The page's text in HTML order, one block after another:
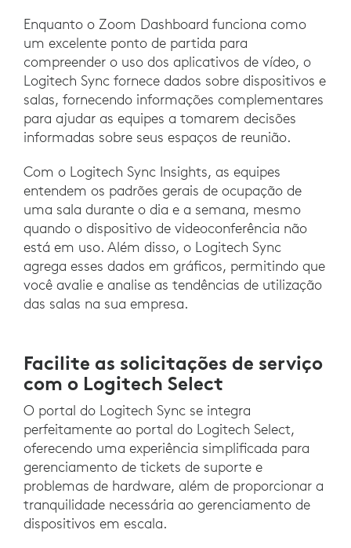
Enquanto o Zoom Dashboard funciona como
um excelente ponto de partida para
compreender o uso dos aplicativos de vídeo, o
Logitech Sync fornece dados sobre dispositivos e
salas, fornecendo informações complementares
para ajudar as equipes a tomarem decisões
informadas sobre seus espaços de reunião.
Com o Logitech Sync Insights, as equipes
entendem os padrões gerais de ocupação de
uma sala durante o dia e a semana, mesmo
quando o dispositivo de videoconferência não
está em uso. Além disso, o Logitech Sync
agrega esses dados em gráficos, permitindo que
você avalie e analise as tendências de utilização
das salas na sua empresa.
Facilite as solicitações de serviço
com o Logitech Select
O portal do Logitech Sync se integra
perfeitamente ao portal do Logitech Select,
oferecendo uma experiência simplificada para
gerenciamento de tickets de suporte e
problemas de hardware, além de proporcionar a
tranquilidade necessária ao gerenciamento de
dispositivos em escala.